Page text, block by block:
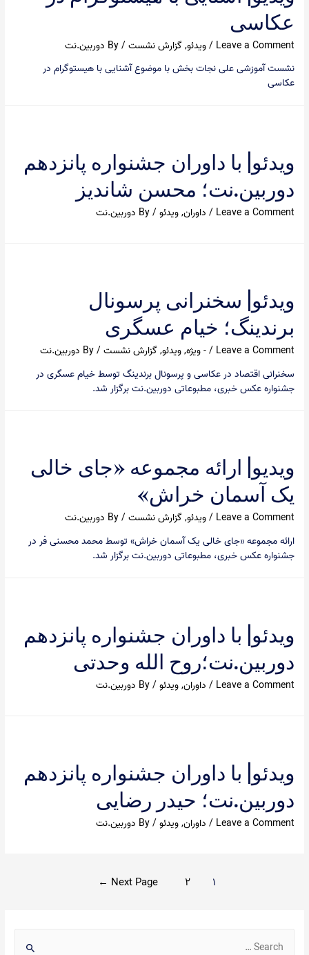
عکاسی
Leave a Comment
/ویدئو, گزارش نشست/ By
دوربین.نت
نشست آموزشی علی نجات بخش با موضوع آشنایی با هیستوگرام در
عکاسی
ویدئو| با داوران جشنواره پانزدهم
دوربین.نت؛ محسن شاندیز
Leave a Comment
/ داوران,ویدئو/ By دوربین.نت
ویدئو| سخنرانی پرسونال
برندینگ؛ خیام عسگری
Leave a Comment
/- ویژه,ویدئو, گزارش نشست/ By
دوربین.نت
سخنرانی اقتصاد در عکاسی و پرسونال برندینگ توسط خیام عسگری در
جشنواره عکس خبری، مطبوعاتی دوربین.نت برگزار شد.
ویدیو| ارائه مجموعه «جای خالی
یک آسمان خراش»
Leave a Comment
/ویدئو, گزارش نشست/ By
دوربین.نت
ارائه مجموعه «جای خالی یک آسمان خراش» توسط محمد محسنی فر در
جشنواره عکس خبری، مطبوعاتی دوربین.نت برگزار شد.
ویدئو| با داوران جشنواره پانزدهم
دوربین.نت؛روح الله وحدتی
Leave a Comment
/ داوران,ویدئو/ By دوربین.نت
ویدئو| با داوران جشنواره پانزدهم
دوربین.نت؛ حیدر رضایی
Leave a Comment
/ داوران,ویدئو/ By دوربین.نت
۱ ۲ Next Page
←